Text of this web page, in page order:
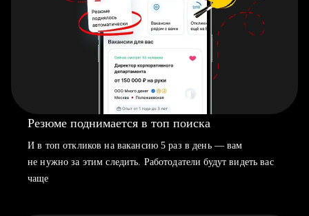
Резюме поднимается в топ поиска
И в топ откликов на вакансию 5 раз в день — вам
не нужно за этим следить. Работодатели будут видеть вас
чаще